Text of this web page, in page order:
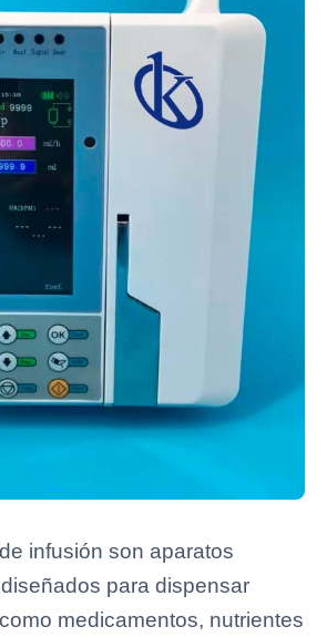
infusión son aparatos
para dispensar
medicamentos, nutrientes